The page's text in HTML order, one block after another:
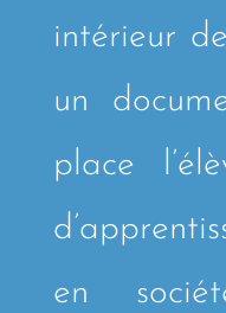
intérieur
un
place
en